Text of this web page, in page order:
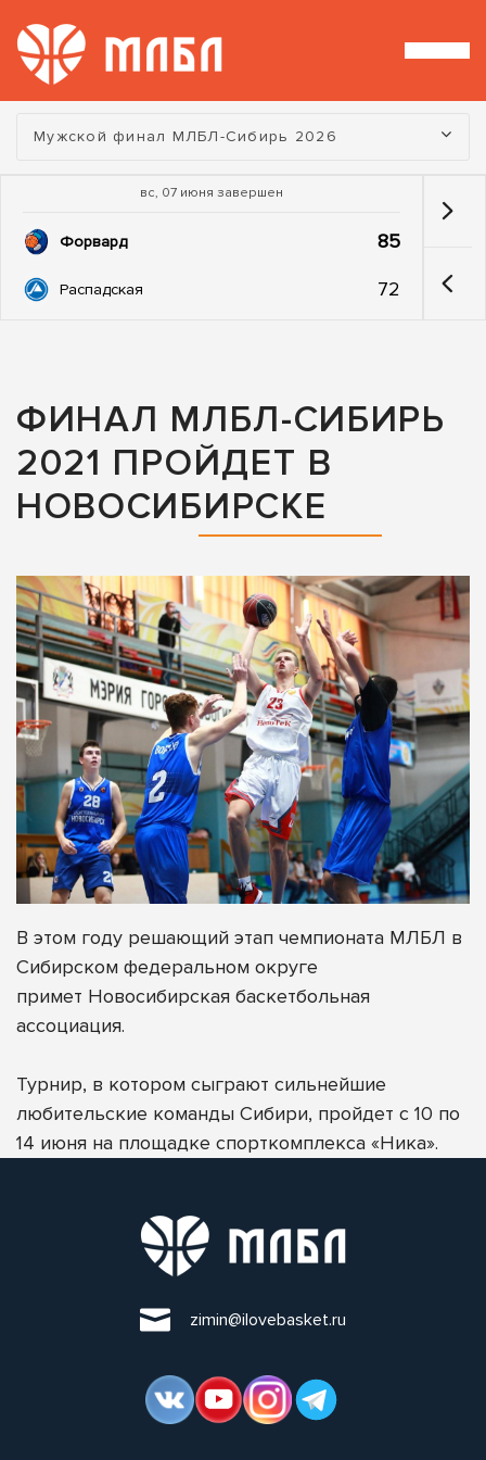
Турнир:
Мужской финал МЛБЛ-Сибирь 2026
вс, 07 июня завершен
Форвард 85
Распадская 72
ФИНАЛ МЛБЛ-СИБИРЬ
2021 ПРОЙДЕТ В
НОВОСИБИРСКЕ
В этом году решающий этап чемпионата МЛБЛ в
Сибирском федеральном округе
примет Новосибирская баскетбольная
ассоциация.
Турнир, в котором сыграют сильнейшие
любительские команды Сибири, пройдет с 10 по
14 июня на площадке спорткомплекса «Ника».
zimin@ilovebasket.ru